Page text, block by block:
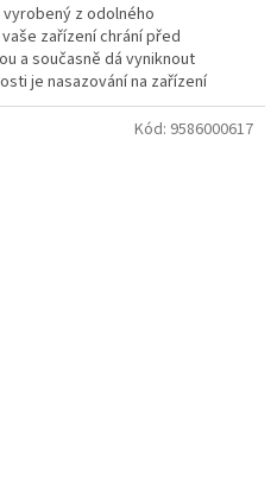
vyrobený z odolného
zařízení chrání před
a současně dá vyniknout
je nasazování na zařízení
Kód: 9586000617